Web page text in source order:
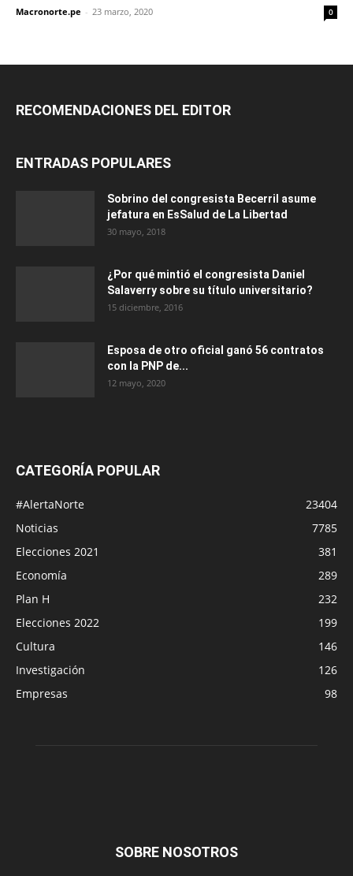
Macronorte.pe - 23 marzo, 2020 0
RECOMENDACIONES DEL EDITOR
ENTRADAS POPULARES
Sobrino del congresista Becerril asume
jefatura en EsSalud de La Libertad
30 mayo, 2018
¿Por qué mintió el congresista Daniel
Salaverry sobre su título universitario?
15 diciembre, 2016
Esposa de otro oficial ganó 56 contratos
con la PNP de...
12 mayo, 2020
CATEGORÍA POPULAR
#AlertaNorte
23404
Noticias
7785
Elecciones 2021
381
Economía
289
Plan H
232
Elecciones 2022
199
Cultura
146
Investigación
126
Empresas
98
SOBRE NOSOTROS